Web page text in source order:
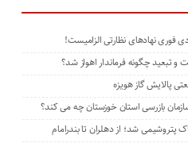
فوری نهادهای نظارتی الزامیست!
تبعید چگونه فرماندار اهواز شد؟
پالایش گاز هویزه
بازرسی استان خوزستان چه می کند؟
پتروشیمی شد؛ از دهلران تا بندرامام